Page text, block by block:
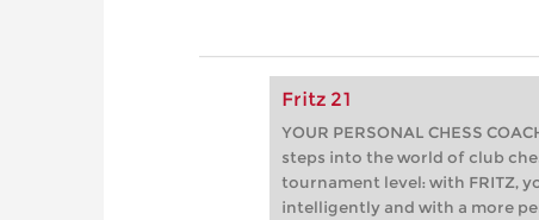
Fritz 21
YOUR PERSONAL CHESS
steps into the world of club
tournament level: with FRITZ,
intelligently and with a more